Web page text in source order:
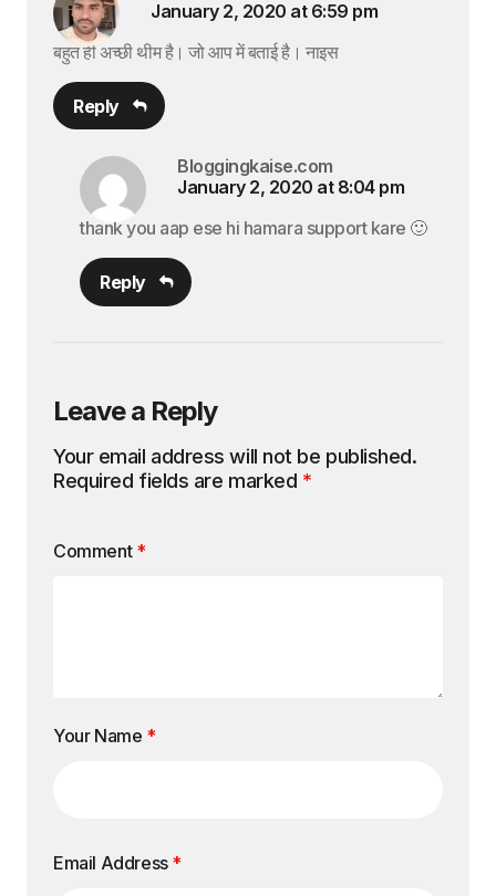
January 2, 2020 at 6:59 pm
बहुत ही अच्छी थीम है। जो आप में बताई है। नाइस
Reply
Bloggingkaise.com
January 2, 2020 at 8:04 pm
thank you aap ese hi hamara support kare 🙂
Reply
Leave a Reply
Your email address will not be published.
Required fields are marked *
Comment *
Your Name *
Email Address *